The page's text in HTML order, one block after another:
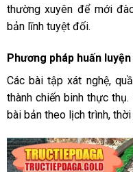
thường xuyên để mới
bản lĩnh tuyệt đối.
Phương pháp huấn
Các bài tập xát nghệ,
thành chiến binh thực thụ.
bài bản theo lịch trình,